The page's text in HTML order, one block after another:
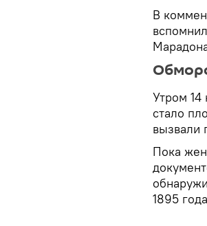
В
Утром
стало
вызвали
Пока
1895